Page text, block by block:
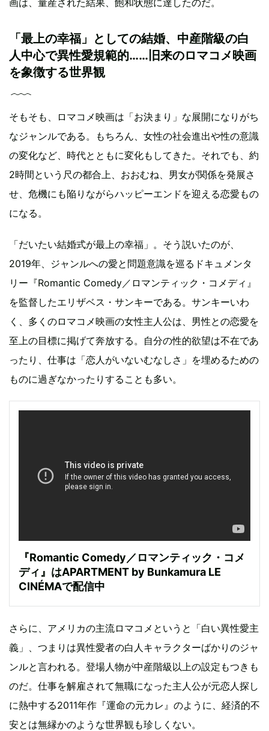
「最上の幸福」としての結婚、中産階級の白
人中心で異性愛規範的……旧来のロマコメ映画
を象徴する世界観
そもそも、ロマコメ映画は「お決まり」な展開になりがち
なジャンルである。もちろん、女性の社会進出や性の意識
の変化など、時代とともに変化もしてきた。それでも、約
2時間という尺の都合上、おおむね、男女が関係を発展さ
せ、危機にも陥りながらハッピーエンドを迎える恋愛もの
になる。
「だいたい結婚式が最上の幸福」。そう説いたのが、
2019年、ジャンルへの愛と問題意識を巡るドキュメンタ
リー『Romantic Comedy／ロマンティック・コメディ』
を監督したエリザベス・サンキーである。サンキーいわ
く、多くのロマコメ映画の女性主人公は、男性との恋愛を
至上の目標に掲げて奔放する。自分の性的欲望は不在であ
ったり、仕事は「恋人がいないむなしさ」を埋めるための
ものに過ぎなかったりすることも多い。
『Romantic Comedy／ロマンティック・コメ
ディ』はAPARTMENT by Bunkamura LE
CINÉMAで配信中
さらに、アメリカの主流ロマコメというと「白い異性愛主
義」、つまりは異性愛者の白人キャラクターばかりのジャ
ンルと言われる。登場人物が中産階級以上の設定もつきも
のだ。仕事を解雇されて無職になった主人公が元恋人探し
に熱中する2011年作『運命の元カレ』のように、経済的不
安とは無縁かのような世界観も珍しくない。